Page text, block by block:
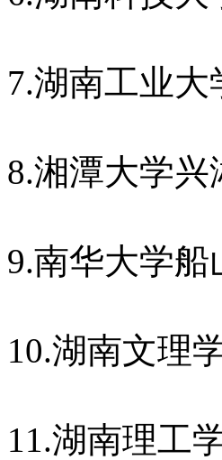
7.湖南工业
8.湘潭大学
9.南华大学
10.湖南文理
11.湖南理工